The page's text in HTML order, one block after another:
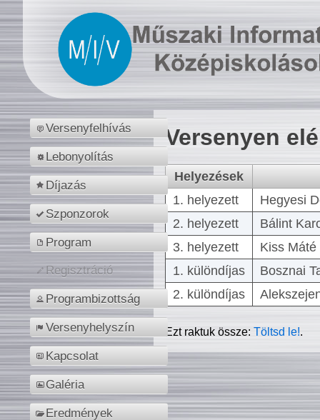
Versenyfelhívás
Lebonyolítás
Díjazás
Szponzorok
Program
Regisztráció
Programbizottság
Versenyhelyszín
Kapcsolat
Galéria
Eredmények
Versenyen
Helyezések
1. helyezett
Hegyesi
2. helyezett
Bálint
3. helyezett
Kiss
1. különdíjas
Bosznai
2. különdíjas
Ezt raktuk össze:Töltsd le!.